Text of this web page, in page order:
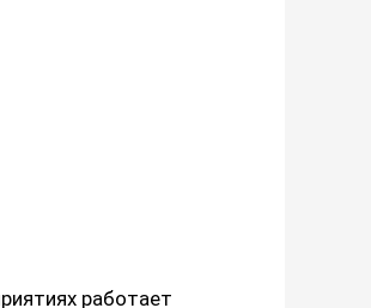
работает